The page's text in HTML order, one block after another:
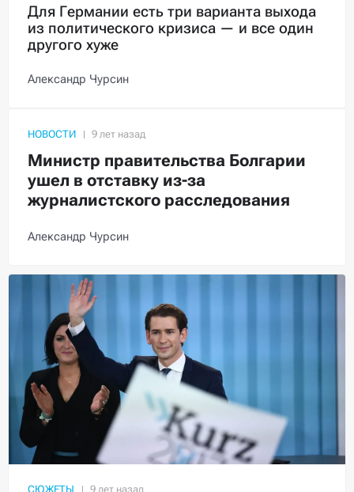
Для Германии есть три варианта выхода
из политического кризиса — и все один
другого хуже
Александр Чурсин
НОВОСТИ
Министр правительства Болгарии
ушел в отставку из-за
журналистского расследования
Александр Чурсин
СЮЖЕТЫ